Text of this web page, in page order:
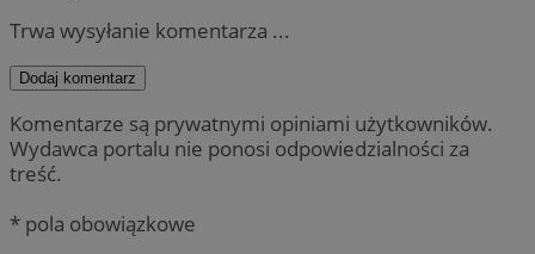
Trwa wysyłanie komentarza ...
Dodaj komentarz
Komentarze są prywatnymi opiniami użytkowników.
Wydawca portalu nie ponosi odpowiedzialności za
treść.
* pola obowiązkowe